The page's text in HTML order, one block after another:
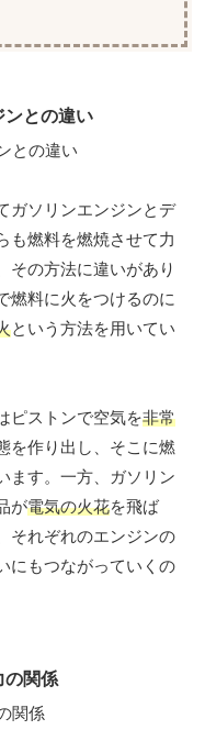
ンとの違い
ガソリンエンジンとデ
も燃料を燃焼させて力
その方法に違いがあり
燃料に火をつけるのに
という方法を用いてい
ピストンで空気を非常
を作り出し、そこに燃
ます。一方、ガソリン
が電気の火花を飛ば
それぞれのエンジンの
にもつながっていくの
の関係